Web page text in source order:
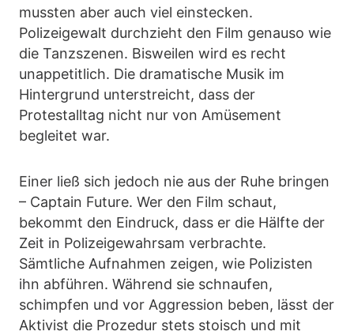
mussten aber auch viel einstecken.
Polizeigewalt durchzieht den Film genauso wie
die Tanzszenen. Bisweilen wird es recht
unappetitlich. Die dramatische Musik im
Hintergrund unterstreicht, dass der
Protestalltag nicht nur von Amüsement
begleitet war.
Einer ließ sich jedoch nie aus der Ruhe bringen
– Captain Future. Wer den Film schaut,
bekommt den Eindruck, dass er die Hälfte der
Zeit in Polizeigewahrsam verbrachte.
Sämtliche Aufnahmen zeigen, wie Polizisten
ihn abführen. Während sie schnaufen,
schimpfen und vor Aggression beben, lässt der
Aktivist die Prozedur stets stoisch und mit